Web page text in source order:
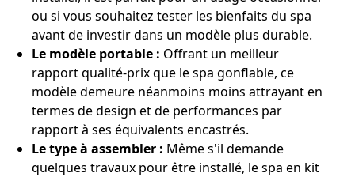
ou si vous souhaitez tester les bienfaits du spa
avant de investir dans un modèle plus durable.
Le modèle portable : Offrant un meilleur
rapport qualité-prix que le spa gonflable, ce
modèle demeure néanmoins moins attrayant en
termes de design et de performances par
rapport à ses équivalents encastrés.
Le type à assembler : Même s'il demande
quelques travaux pour être installé, le spa en kit